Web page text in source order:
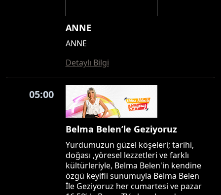
ANNE
ANNE
Detaylı Bilgi
05:00
Belma Belen’le Geziyoruz
Yurdumuzun güzel köşeleri; tarihi,
doğası ,yöresel lezzetleri ve farklı
kültürleriyle, Belma Belen'in kendine
özgü keyifli sunumuyla Belma Belen
İle Geziyoruz her cumartesi ve pazar